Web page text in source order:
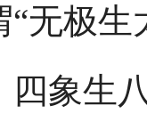
“无极
四象生